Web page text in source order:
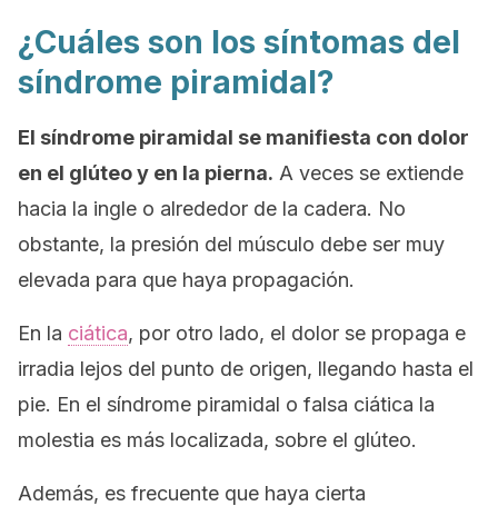
¿Cuáles son los síntomas del
síndrome piramidal?
El síndrome piramidal se manifiesta con dolor
en el glúteo y en la pierna. A veces se extiende
hacia la ingle o alrededor de la cadera. No
obstante, la presión del músculo debe ser muy
elevada para que haya propagación.
En la ciática, por otro lado, el dolor se propaga e
irradia lejos del punto de origen, llegando hasta el
pie. En el síndrome piramidal o falsa ciática la
molestia es más localizada, sobre el glúteo.
Además, es frecuente que haya cierta